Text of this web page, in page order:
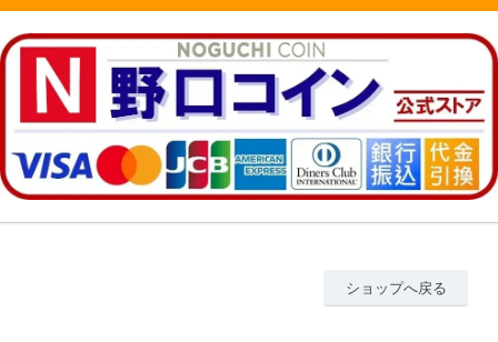
ショップへ戻る